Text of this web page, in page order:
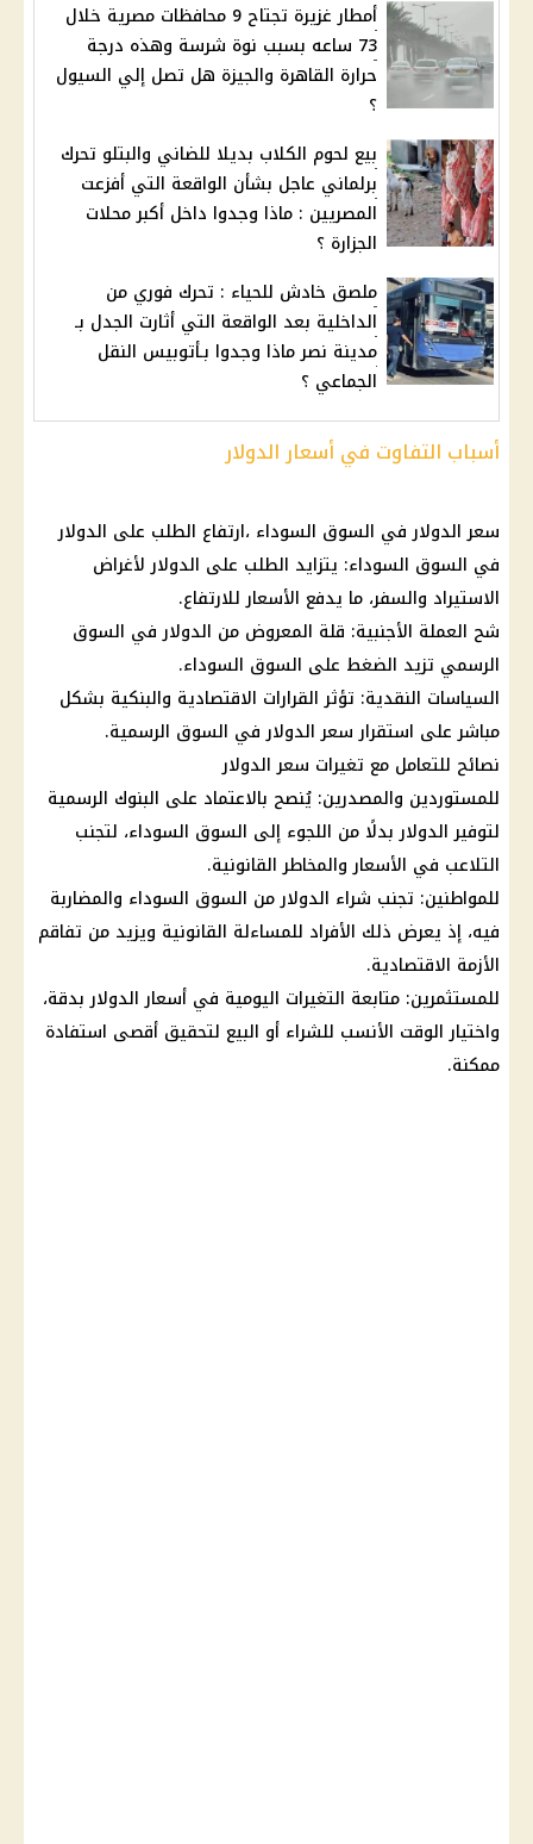
أمطار غزيرة تجتاح 9 محافظات مصرية خلال
73 ساعه بسبب نوة شرسة وهذه درجة
حرارة القاهرة والجيزة هل تصل إلي السيول
؟
بيع لحوم الكلاب بديلا للضاني والبتلو تحرك
برلماني عاجل بشأن الواقعة التي أفزعت
المصريين : ماذا وجدوا داخل أكبر محلات
الجزارة ؟
ملصق خادش للحياء : تحرك فوري من
الداخلية بعد الواقعة التي أثارت الجدل بـ
مدينة نصر ماذا وجدوا بـأتوبيس النقل
الجماعي ؟
أسباب التفاوت في أسعار الدولار
سعر الدولار في السوق السوداء ،ارتفاع الطلب على الدولار
في السوق السوداء: يتزايد الطلب على الدولار لأغراض
الاستيراد والسفر، ما يدفع الأسعار للارتفاع.
شح العملة الأجنبية: قلة المعروض من الدولار في السوق
الرسمي تزيد الضغط على السوق السوداء.
السياسات النقدية: تؤثر القرارات الاقتصادية والبنكية بشكل
مباشر على استقرار سعر الدولار في السوق الرسمية.
نصائح للتعامل مع تغيرات سعر الدولار
للمستوردين والمصدرين: يُنصح بالاعتماد على البنوك الرسمية
لتوفير الدولار بدلًا من اللجوء إلى السوق السوداء، لتجنب
التلاعب في الأسعار والمخاطر القانونية.
للمواطنين: تجنب شراء الدولار من السوق السوداء والمضاربة
فيه، إذ يعرض ذلك الأفراد للمساءلة القانونية ويزيد من تفاقم
الأزمة الاقتصادية.
للمستثمرين: متابعة التغيرات اليومية في أسعار الدولار بدقة،
واختيار الوقت الأنسب للشراء أو البيع لتحقيق أقصى استفادة
ممكنة.